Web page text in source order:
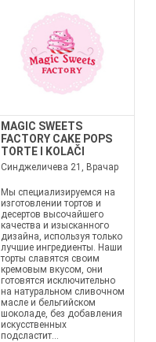
MAGIC SWEETS
FACTORY CAKE POPS
TORTE I KOLAČI
Синджеличева 21, Врачар
Мы специализируемся на
изготовлении тортов и
десертов высочайшего
качества и изысканного
дизайна, используя только
лучшие ингредиенты. Наши
торты славятся своим
кремовым вкусом, они
готовятся исключительно
на натуральном сливочном
масле и бельгийском
шоколаде, без добавления
искусственных
подсластит...